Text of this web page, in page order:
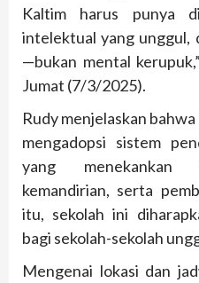
Kaltim harus punya
intelektual yang unggul,
—bukan mental
Jumat (7/3/2025).
Rudy menjelaskan
mengadopsi sistem
yang menekankan
kemandirian, serta
itu, sekolah ini
bagi sekolah-sekolah
Mengenai lokasi dan